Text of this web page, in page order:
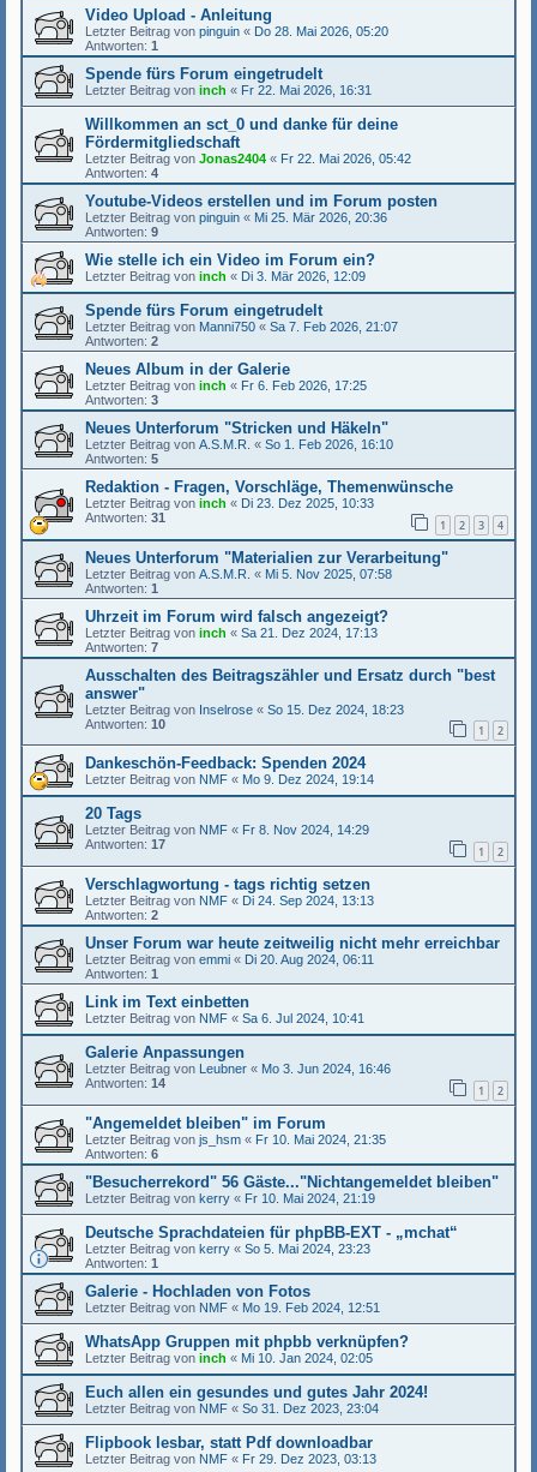
Video Upload - Anleitung
Letzter Beitrag von pinguin « Do 28. Mai 2026, 05:20
Antworten: 1
Spende fürs Forum eingetrudelt
Letzter Beitrag von inch « Fr 22. Mai 2026, 16:31
Willkommen an sct_0 und danke für deine
Fördermitgliedschaft
Letzter Beitrag von Jonas2404 « Fr 22. Mai 2026, 05:42
Antworten: 4
Youtube-Videos erstellen und im Forum posten
Letzter Beitrag von pinguin « Mi 25. Mär 2026, 20:36
Antworten: 9
Wie stelle ich ein Video im Forum ein?
Letzter Beitrag von inch « Di 3. Mär 2026, 12:09
Spende fürs Forum eingetrudelt
Letzter Beitrag von Manni750 « Sa 7. Feb 2026, 21:07
Antworten: 2
Neues Album in der Galerie
Letzter Beitrag von inch « Fr 6. Feb 2026, 17:25
Antworten: 3
Neues Unterforum "Stricken und Häkeln"
Letzter Beitrag von A.S.M.R. « So 1. Feb 2026, 16:10
Antworten: 5
Redaktion - Fragen, Vorschläge, Themenwünsche
Letzter Beitrag von inch « Di 23. Dez 2025, 10:33
Antworten: 31 1 2 3 4
Neues Unterforum "Materialien zur Verarbeitung"
Letzter Beitrag von A.S.M.R. « Mi 5. Nov 2025, 07:58
Antworten: 1
Uhrzeit im Forum wird falsch angezeigt?
Letzter Beitrag von inch « Sa 21. Dez 2024, 17:13
Antworten: 7
Ausschalten des Beitragszähler und Ersatz durch "best
answer"
Letzter Beitrag von Inselrose « So 15. Dez 2024, 18:23
Antworten: 10 1 2
Dankeschön-Feedback: Spenden 2024
Letzter Beitrag von NMF « Mo 9. Dez 2024, 19:14
20 Tags
Letzter Beitrag von NMF « Fr 8. Nov 2024, 14:29
Antworten: 17 1 2
Verschlagwortung - tags richtig setzen
Letzter Beitrag von NMF « Di 24. Sep 2024, 13:13
Antworten: 2
Unser Forum war heute zeitweilig nicht mehr erreichbar
Letzter Beitrag von emmi « Di 20. Aug 2024, 06:11
Antworten: 1
Link im Text einbetten
Letzter Beitrag von NMF « Sa 6. Jul 2024, 10:41
Galerie Anpassungen
Letzter Beitrag von Leubner « Mo 3. Jun 2024, 16:46
Antworten: 14 1 2
"Angemeldet bleiben" im Forum
Letzter Beitrag von js_hsm « Fr 10. Mai 2024, 21:35
Antworten: 6
"Besucherrekord" 56 Gäste..."Nichtangemeldet bleiben"
Letzter Beitrag von kerry « Fr 10. Mai 2024, 21:19
Deutsche Sprachdateien für phpBB-EXT - „mchat“
Letzter Beitrag von kerry « So 5. Mai 2024, 23:23
Antworten: 1
Galerie - Hochladen von Fotos
Letzter Beitrag von NMF « Mo 19. Feb 2024, 12:51
WhatsApp Gruppen mit phpbb verknüpfen?
Letzter Beitrag von inch « Mi 10. Jan 2024, 02:05
Euch allen ein gesundes und gutes Jahr 2024!
Letzter Beitrag von NMF « So 31. Dez 2023, 23:04
Flipbook lesbar, statt Pdf downloadbar
Letzter Beitrag von NMF « Fr 29. Dez 2023, 03:13